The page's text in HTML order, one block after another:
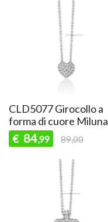
CLD5077 Girocollo a
forma di cuore Miluna
€ 84,99 89,00